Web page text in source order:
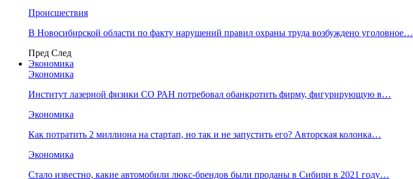
Происшествия
В Новосибирской области по факту нарушений правил охраны труда возбуждено уголовное…
Пред След
Экономика
Экономика
Институт лазерной физики СО РАН потребовал обанкротить фирму, фигурирующую в…
Экономика
Как потратить 2 миллиона на стартап, но так и не запустить его? Авторская колонка…
Экономика
Стало известно, какие автомобили люкс-брендов были проданы в Сибири в 2021 году…